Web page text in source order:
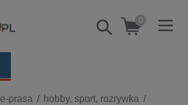
Pokaż/schowaj
wyszukiwarkę
0
e-prasa
hobby, sport, rozrywka